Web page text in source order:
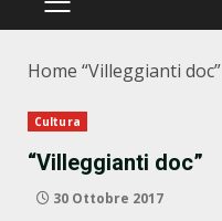
PRIMÄRES
Home “Villeggianti doc”
Cultura
“Villeggianti doc”
30 Ottobre 2017